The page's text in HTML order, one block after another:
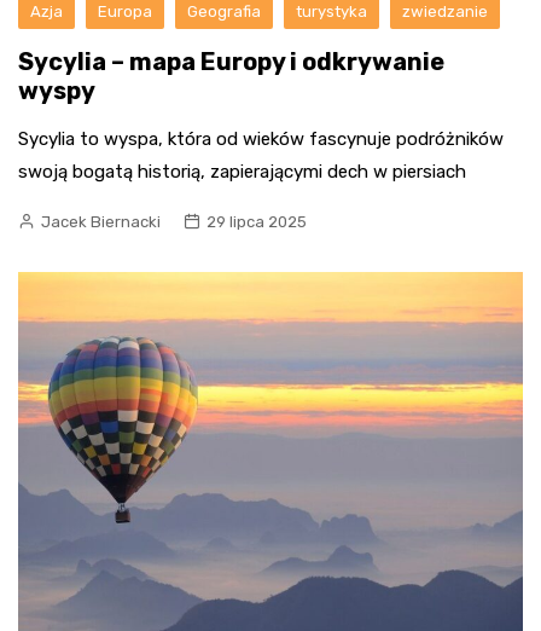
Azja Europa Geografia turystyka zwiedzanie
Sycylia – mapa Europy i odkrywanie
wyspy
Sycylia to wyspa, która od wieków fascynuje podróżników
swoją bogatą historią, zapierającymi dech w piersiach
Jacek Biernacki 29 lipca 2025